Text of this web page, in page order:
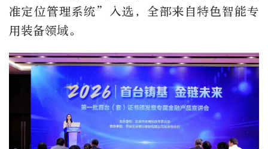
准定位管理系统”入选，全部来自特色智能专
用装备领域。